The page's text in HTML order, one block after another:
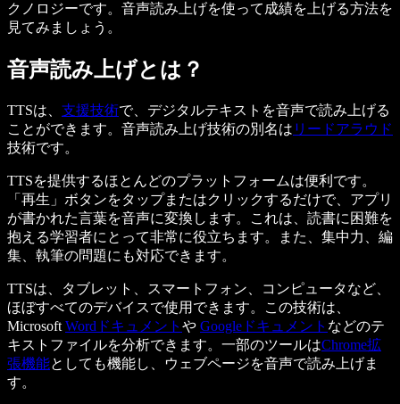
クノロジーです。音声読み上げを使って成績を上げる方法を
見てみましょう。
音声読み上げとは？
TTSは、 支援技術で、デジタルテキストを音声で読み上げる
ことができます。音声読み上げ技術の別名は リードアラウド
技術です。
TTSを提供するほとんどのプラットフォームは便利です。
「再生」ボタンをタップまたはクリックするだけで、アプリ
が書かれた言葉を音声に変換します。これは、読書に困難を
抱える学習者にとって非常に役立ちます。また、集中力、編
集、執筆の問題にも対応できます。
TTSは、タブレット、スマートフォン、コンピュータなど、
ほぼすべてのデバイスで使用できます。この技術は、
Microsoft Wordドキュメント や Googleドキュメント などのテ
キストファイルを分析できます。一部のツールはChrome拡
張機能としても機能し、ウェブページを音声で読み上げま
す。